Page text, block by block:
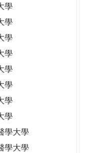
學
學
學
學
學
學
學
學
學大學
學大學